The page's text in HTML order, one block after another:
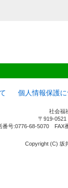
個人情報保護
社会福
〒919-
番号:0776-68-5070
Copyright (C) 坂